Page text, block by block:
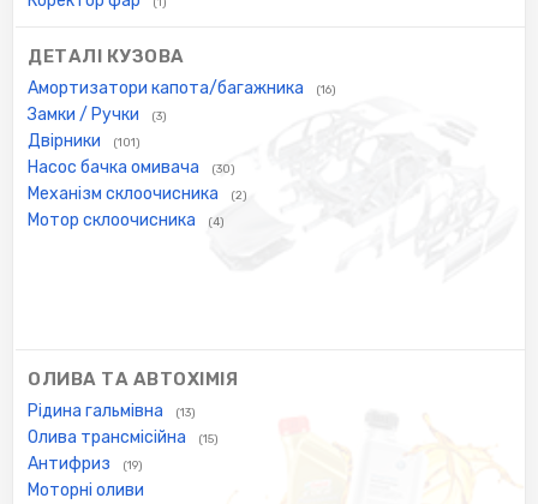
ДЕТАЛІ КУЗОВА
Амортизатори капота/багажника (16)
Замки / Ручки (3)
Двірники (101)
Насос бачка омивача (30)
Механізм склоочисника (2)
Мотор склоочисника (4)
ОЛИВА ТА АВТОХІМІЯ
Рідина гальмівна (13)
Олива трансмісійна (15)
Антифриз (19)
Моторні оливи